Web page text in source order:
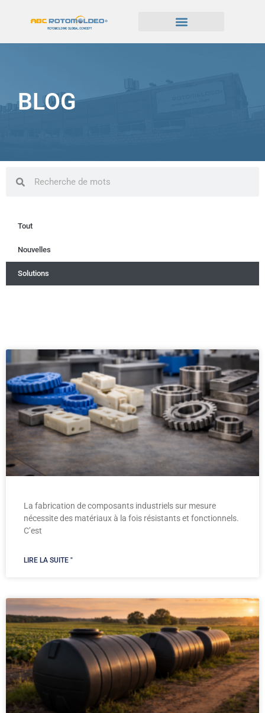
BLOG
Tout
Nouvelles
Solutions
La fabrication de composants industriels sur mesure
nécessite des matériaux à la fois résistants et fonctionnels.
C’est
LIRE LA SUITE "